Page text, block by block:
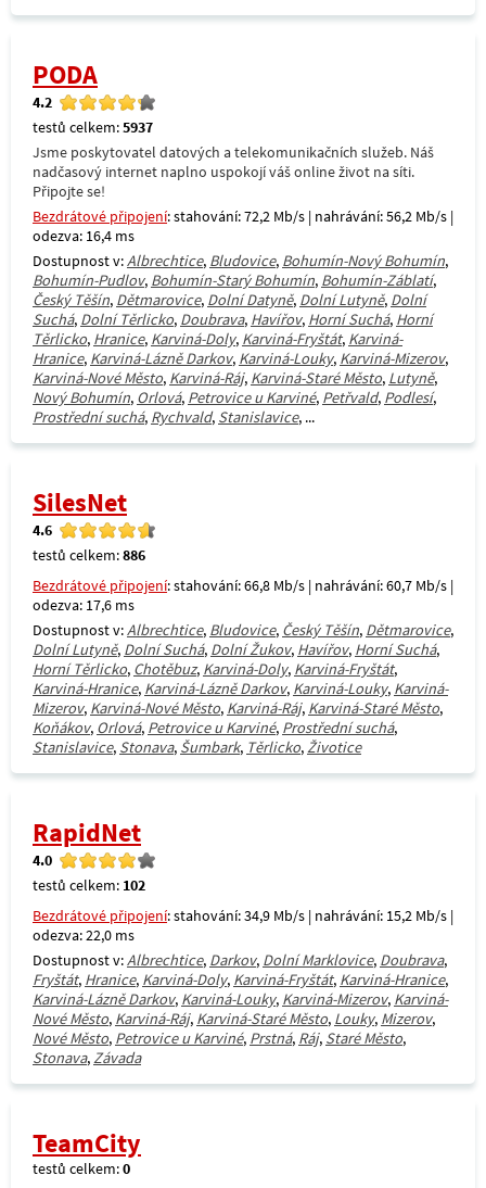
PODA
4.2
testů celkem:5937
Jsme poskytovatel datových a telekomunikačních služeb. Náš
nadčasový internet naplno uspokojí váš online život na síti.
Připojte se!
Bezdrátové připojení: stahování: 72,2 Mb/s | nahrávání: 56,2 Mb/s |
odezva: 16,4 ms
Dostupnost v:Albrechtice, Bludovice, Bohumín-Nový Bohumín,
Bohumín-Pudlov, Bohumín-Starý Bohumín, Bohumín-Záblatí,
Český Těšín, Dětmarovice, Dolní Datyně, Dolní Lutyně, Dolní
Suchá, Dolní Těrlicko, Doubrava, Havířov, Horní Suchá, Horní
Těrlicko, Hranice, Karviná-Doly, Karviná-Fryštát, Karviná-
Hranice, Karviná-Lázně Darkov, Karviná-Louky, Karviná-Mizerov,
Karviná-Nové Město, Karviná-Ráj, Karviná-Staré Město, Lutyně,
Nový Bohumín, Orlová, Petrovice u Karviné, Petřvald, Podlesí,
Prostřední suchá, Rychvald, Stanislavice, ...
SilesNet
4.6
testů celkem:886
Bezdrátové připojení: stahování: 66,8 Mb/s | nahrávání: 60,7 Mb/s |
odezva: 17,6 ms
Dostupnost v:Albrechtice, Bludovice, Český Těšín, Dětmarovice,
Dolní Lutyně, Dolní Suchá, Dolní Žukov, Havířov, Horní Suchá,
Horní Těrlicko, Chotěbuz, Karviná-Doly, Karviná-Fryštát,
Karviná-Hranice, Karviná-Lázně Darkov, Karviná-Louky, Karviná-
Mizerov, Karviná-Nové Město, Karviná-Ráj, Karviná-Staré Město,
Koňákov, Orlová, Petrovice u Karviné, Prostřední suchá,
Stanislavice, Stonava, Šumbark, Těrlicko,Životice
RapidNet
4.0
testů celkem: 102
Bezdrátové připojení: stahování: 34,9 Mb/s | nahrávání: 15,2 Mb/s |
odezva: 22,0 ms
Dostupnost v:Albrechtice, Darkov, Dolní Marklovice, Doubrava,
Fryštát, Hranice, Karviná-Doly, Karviná-Fryštát, Karviná-Hranice,
Karviná-Lázně Darkov, Karviná-Louky, Karviná-Mizerov, Karviná-
Nové Město, Karviná-Ráj, Karviná-Staré Město, Louky, Mizerov,
Nové Město, Petrovice u Karviné, Prstná, Ráj, Staré Město,
Stonava,Závada
TeamCity
testů celkem:0